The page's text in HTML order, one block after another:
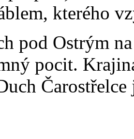
kterého
pod Ostrým
pocit.